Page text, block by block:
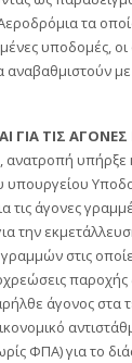
τα
υποδομές, οι
αναβαθμιστούν
ΓΙΑ ΤΙΣ
ανατροπή υπήρξε
υπουργείου
τις άγονες
την
στις
παροχής
άγονος στα
ΦΠΑ) για το